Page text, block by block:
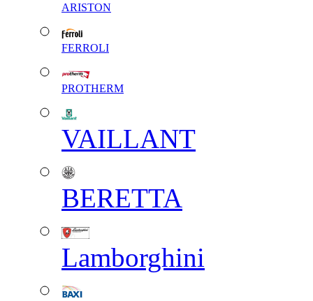
ARISTON
FERROLI
PROTHERM
VAILLANT
BERETTA
Lamborghini